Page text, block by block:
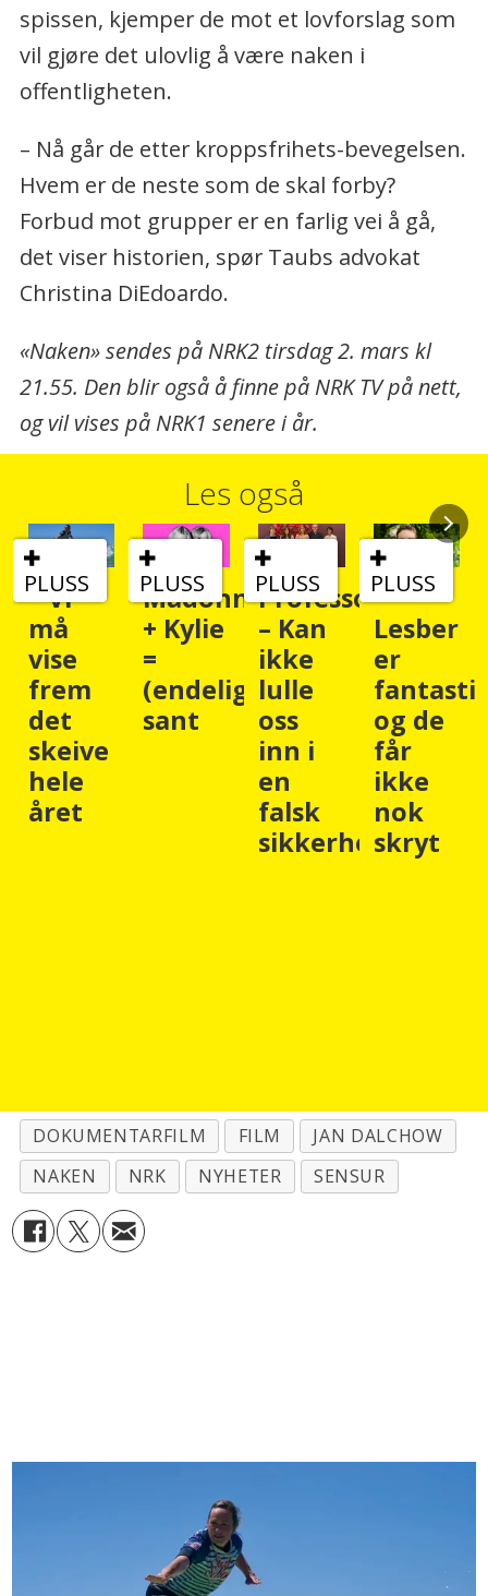
spissen, kjemper de mot et lovforslag som
vil gjøre det ulovlig å være naken i
offentligheten.
– Nå går de etter kroppsfrihets-bevegelsen.
Hvem er de neste som de skal forby?
Forbud mot grupper er en farlig vei å gå,
det viser historien, spør Taubs advokat
Christina DiEdoardo.
«Naken» sendes på NRK2 tirsdag 2. mars kl
21.55. Den blir også å finne på NRK TV på nett,
og vil vises på NRK1 senere i år.
Les også
PLUSS
Madonna
+ Kylie
=
(endelig)
sant
PLUSS
Professor:
– Kan
ikke
lulle
oss
sikkerhetsfølelse
PLUSS
–
Lesber
er
fantastiske,
og de
får
ikke
nok
skryt
Hatet
viser
hvorfor
vi
må
heise
DOKUMENTARFILM FILM
JAN DALCHOW
NAKEN
NRK NYHETER SENSUR